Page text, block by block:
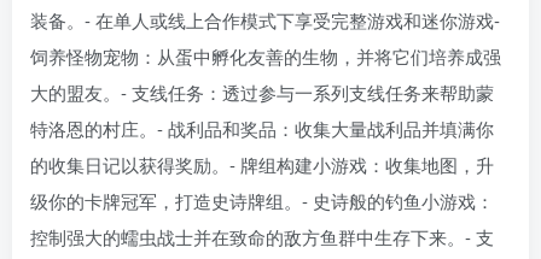
装备。- 在单人或线上合作模式下享受完整游戏和迷你游戏-
饲养怪物宠物：从蛋中孵化友善的生物，并将它们培养成强
大的盟友。- 支线任务：透过参与一系列支线任务来帮助蒙
特洛恩的村庄。- 战利品和奖品：收集大量战利品并填满你
的收集日记以获得奖励。- 牌组构建小游戏：收集地图，升
级你的卡牌冠军，打造史诗牌组。- 史诗般的钓鱼小游戏：
控制强大的蠕虫战士并在致命的敌方鱼群中生存下来。- 支